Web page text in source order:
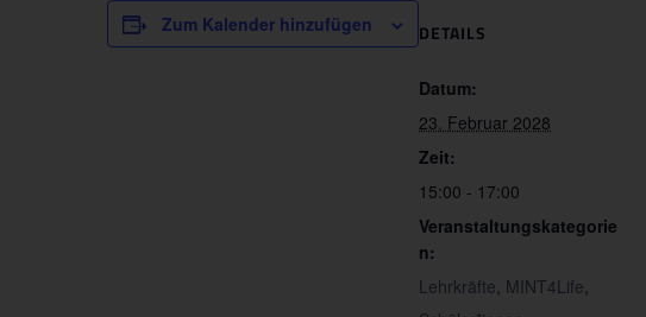
Zum Kalender hinzufügen DETAILS
Datum:
23. Februar 2028
Zeit:
15:00 - 17:00
Veranstaltungskategorie
n:
Lehrkräfte, MINT4Life,